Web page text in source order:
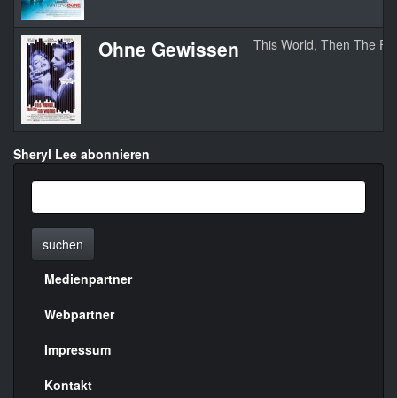
Ohne Gewissen This World, Then The
Sheryl Lee abonnieren
suchen
Menülinks
rechte
Seite
Medienpartner
Webpartner
Impressum
Kontakt